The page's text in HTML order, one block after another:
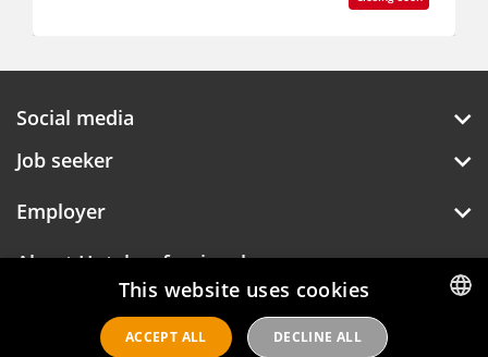
Social media
Job seeker
Employer
About Hotelprofessionals
This website uses cookies
ACCEPT ALL DECLINE ALL